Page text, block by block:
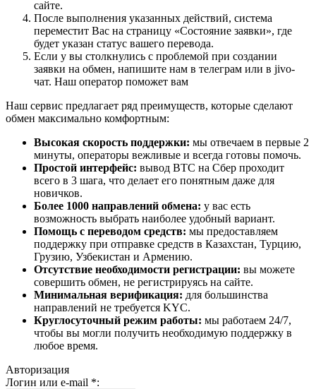
сайте.
После выполнения указанных действий, система
переместит Вас на страницу «Состояние заявки», где
будет указан статус вашего перевода.
Если у вы столкнулись с проблемой при создании
заявки на обмен, напишите нам в телеграм или в jivo-
чат. Наш оператор поможет вам
Наш сервис предлагает ряд преимуществ, которые сделают
обмен максимально комфортным:
Высокая скорость поддержки: мы отвечаем в первые 2
минуты, операторы вежливые и всегда готовы помочь.
Простой интерфейс: вывод BTC на Сбер проходит
всего в 3 шага, что делает его понятным даже для
новичков.
Более 1000 направлений обмена: у вас есть
возможность выбрать наиболее удобный вариант.
Помощь с переводом средств: мы предоставляем
поддержку при отправке средств в Казахстан, Турцию,
Грузию, Узбекистан и Армению.
Отсутствие необходимости регистрации: вы можете
совершить обмен, не регистрируясь на сайте.
Минимальная верификация: для большинства
направлений не требуется KYC.
Круглосуточный режим работы: мы работаем 24/7,
чтобы вы могли получить необходимую поддержку в
любое время.
Авторизация
Логин или e-mail *: